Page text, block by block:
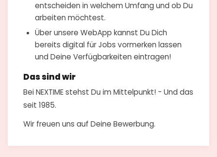
entscheiden in welchem Umfang und ob Du
arbeiten möchtest.
Über unsere WebApp kannst Du Dich
bereits digital für Jobs vormerken lassen
und Deine Verfügbarkeiten eintragen!
Das sind wir
Bei NEXTIME stehst Du im Mittelpunkt! - Und das
seit 1985.
Wir freuen uns auf Deine Bewerbung.